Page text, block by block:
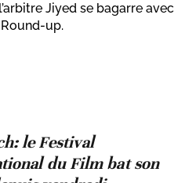
Jiyed se bagarre avec
up.
le Festival
du Film bat son